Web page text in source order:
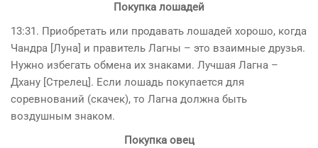
Покупка лошадей
13:31. Приобретать или продавать лошадей хорошо, когда
Чандра [Луна] и правитель Лагны – это взаимные друзья.
Нужно избегать обмена их знаками. Лучшая Лагна –
Дхану [Стрелец]. Если лошадь покупается для
соревнований (скачек), то Лагна должна быть
воздушным знаком.
Покупка овец